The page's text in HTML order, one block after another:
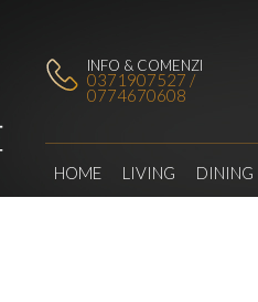
INFO & COMENZI
0371907527 /
0774670608
HOME LIVING DINING